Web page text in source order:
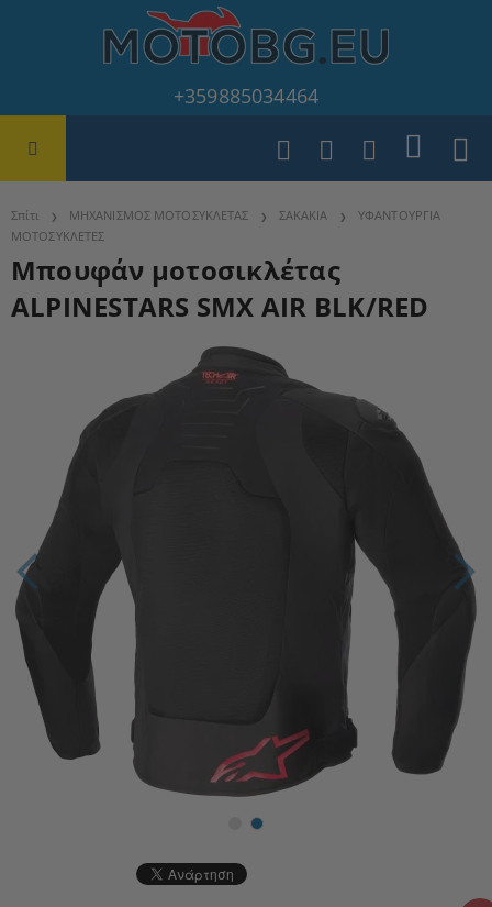
+359885034464
Σπίτι ΜΗΧΑΝΙΣΜΟΣ ΜΟΤΟΣΥΚΛΕΤΑΣ ΣΑΚΑΚΙΑ
ΥΦΑΝΤΟΥΡΓΙΑ
ΜΟΤΟΣΥΚΛΕΤΕΣ
Μπουφάν μοτοσικλέτας
ALPINESTARS SMX AIR BLK/RED